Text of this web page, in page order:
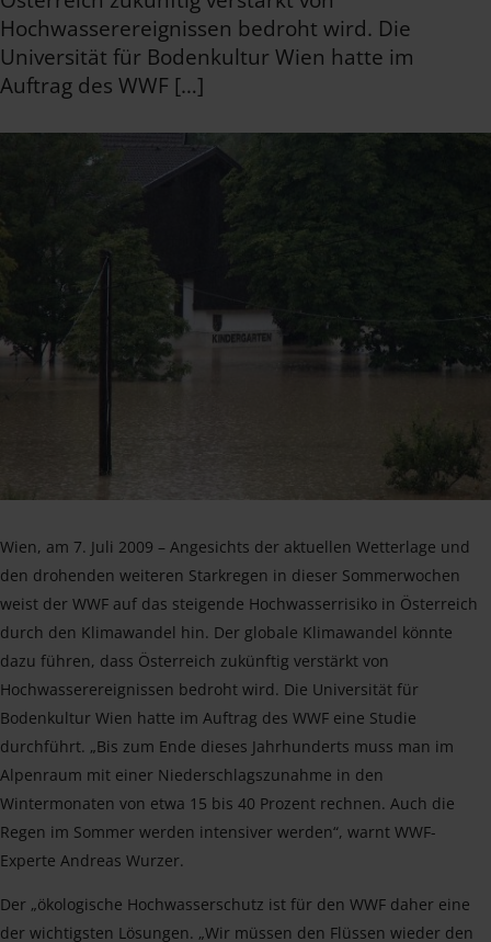
Hochwasserereignissen bedroht wird. Die
Universität für Bodenkultur Wien hatte im
Auftrag des WWF […]
Wien, am 7. Juli 2009 – Angesichts der aktuellen Wetterlage und
den drohenden weiteren Starkregen in dieser Sommerwochen
weist der WWF auf das steigende Hochwasserrisiko in Österreich
durch den Klimawandel hin. Der globale Klimawandel könnte
dazu führen, dass Österreich zukünftig verstärkt von
Hochwasserereignissen bedroht wird. Die Universität für
Bodenkultur Wien hatte im Auftrag des WWF eine Studie
durchführt. „Bis zum Ende dieses Jahrhunderts muss man im
Alpenraum mit einer Niederschlagszunahme in den
Wintermonaten von etwa 15 bis 40 Prozent rechnen. Auch die
Regen im Sommer werden intensiver werden“, warnt WWF-
Experte Andreas Wurzer.
Der „ökologische Hochwasserschutz ist für den WWF daher eine
der wichtigsten Lösungen. „Wir müssen den Flüssen wieder den